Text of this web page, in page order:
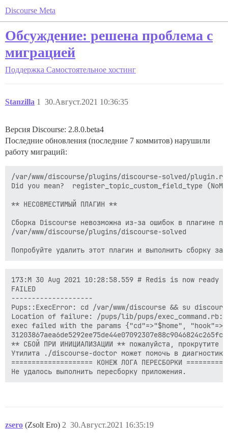
Discourse Meta
Обсуждение: решена проблема с
миграцией
Поддержка Самостоятельное хостинг
Stanzilla 30.Август.2021 10:36:35
1
Версия Discourse: 2.8.0.beta4
Последние обновления (последние 7 коммитов) нарушили
работу миграций:
/var/www/discourse/plugins/discourse-solved/
Did you mean?  register_topic_custom_field_type
** НЕСОВМЕСТИМЫЙ ПЛАГИН **
Сборка Discourse невозможна из-за ошибок в плагине
/var/www/discourse/plugins/discourse-solved
173:M 30 Aug 2021 10:28:58.559 # Redis is now
FAILED
--------------------
Pups::ExecError: cd /var/www/discourse && su
Location of failure: /pups/lib/pups/
exec failed with the params {"cd"=>"$home",
** СБОЙ ПРИ ИНИЦИАЛИЗАЦИИ ** пожалуйста, прокрутите
Утилита ./discourse-doctor может помочь в
==================== КОНЕЖ ЛОГА ПЕРЕСБОРКИ
zsero (Zsolt Ero) 30.Август.2021 16:35:19
2